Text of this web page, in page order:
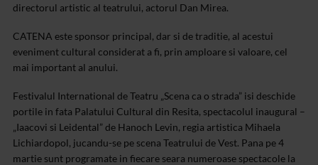
directorul artistic al teatrului, actorul Dan Mirea.
CATENA este sponsor principal, dar si de traditie, al acestui
eveniment cultural considerat a fi, prin amploare si valoare, cel
mai important al anului.
Festivalul International de Teatru „Scena ca o strada” isi deschide
portile in fata Palatului Cultural din Resita, spectacolul inaugural –
„Iaacovi si Leidental” de Hanoch Levin, regia artistica Mihaela
Lichiardopol, jucandu-se pe scena Teatrului de Vest. Pana pe 4
martie sunt programate in fiecare seara numeroase spectacole la